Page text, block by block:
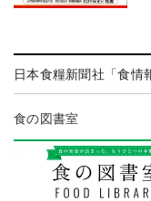
日本食糧新聞社「食情
食の図書室